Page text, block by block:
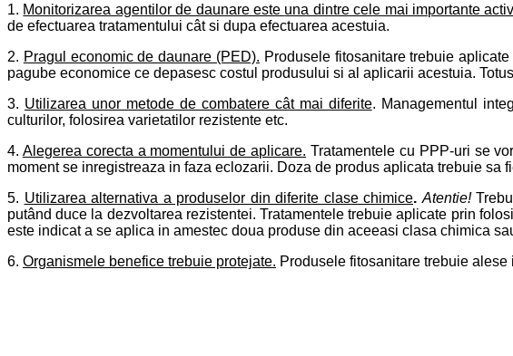
1. Monitorizarea agentilor de daunare este una dintre cele mai importante
de efectuarea tratamentului cât si dupa efectuarea acestuia.
2. Pragul economic de daunare (PED). Produsele fitosanitare trebuie
pagube economice ce depasesc costul produsului si al aplicarii acestuia.
3. Utilizarea unor metode de combatere cât mai diferite. Managementul
culturilor, folosirea varietatilor rezistente etc.
4. Alegerea corecta a momentului de aplicare. Tratamentele cu PPP-uri se
moment se inregistreaza in faza eclozarii. Doza de produs aplicata trebuie sa
5. Utilizarea alternativa a produselor din diferite clase chimice. Atentie!
putând duce la dezvoltarea rezistentei. Tratamentele trebuie aplicate prin
este indicat a se aplica in amestec doua produse din aceeasi clasa chimica
6. Organismele benefice trebuie protejate. Produsele fitosanitare trebuie